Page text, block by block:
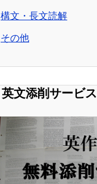
構文・長文読解
その他
英文添削サービス